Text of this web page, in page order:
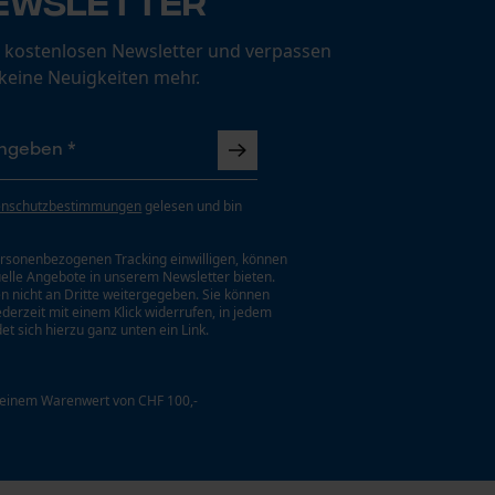
Newsletter und verpassen
Neuigkeiten mehr.
gelesen und bin
Tracking einwilligen, können
Angebote in unserem Newsletter bieten.
nicht an Dritte weitergegeben. Sie können
mit einem Klick widerrufen, in jedem
sich hierzu ganz unten ein Link.
Warenwert von CHF 100,-